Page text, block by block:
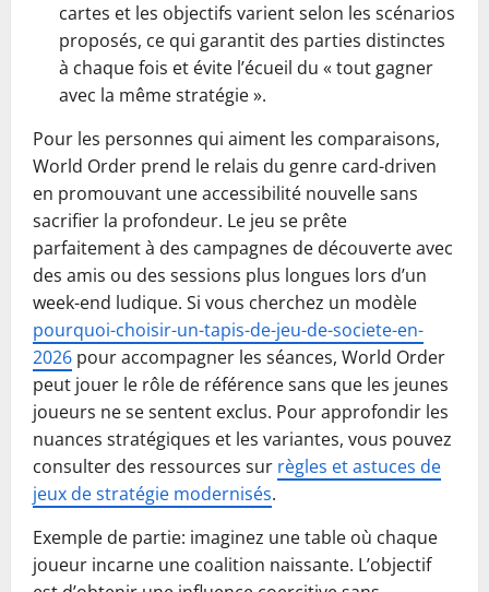
cartes et les objectifs varient selon les scénarios
proposés, ce qui garantit des parties distinctes
à chaque fois et évite l’écueil du « tout gagner
avec la même stratégie ».
Pour les personnes qui aiment les comparaisons,
World Order prend le relais du genre card-driven
en promouvant une accessibilité nouvelle sans
sacrifier la profondeur. Le jeu se prête
parfaitement à des campagnes de découverte avec
des amis ou des sessions plus longues lors d’un
week-end ludique. Si vous cherchez un modèle
pourquoi-choisir-un-tapis-de-jeu-de-societe-en-
2026 pour accompagner les séances, World Order
peut jouer le rôle de référence sans que les jeunes
joueurs ne se sentent exclus. Pour approfondir les
nuances stratégiques et les variantes, vous pouvez
consulter des ressources sur règles et astuces de
jeux de stratégie modernisés.
Exemple de partie: imaginez une table où chaque
joueur incarne une coalition naissante. L’objectif